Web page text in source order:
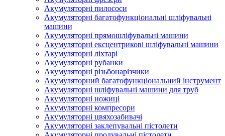
Акумуляторні пилососи
Акумуляторні багатофункціональні шліфувальні
машини
Акумуляторні прямошліфувальні машини
Акумуляторні ексцентрикові шліфувальні машини
Акумуляторні ліхтарі
Акумуляторні рубанки
Акумуляторні різьбонарізчики
Акумуляторний багатофункціональний інструмент
Акумуляторні шліфувальні машини для труб
Акумуляторні ножиці
Акумуляторні компресори
Акумуляторні цвяхозабивачі
Акумуляторні заклепувальні пістолети